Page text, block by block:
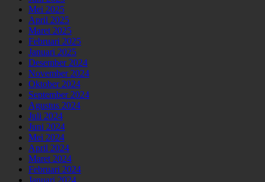
Mei 2025
April 2025
Maret 2025
Februari 2025
Januari 2025
Desember 2024
November 2024
Oktober 2024
September 2024
Agustus 2024
Juli 2024
Juni 2024
Mei 2024
April 2024
Maret 2024
Februari 2024
Januari 2024